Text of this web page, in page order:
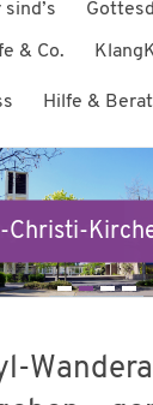
sind’s
& Co.
Hilfe &
Christi-